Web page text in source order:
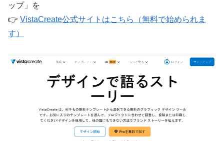
ップ」を
👉 VistaCreate公式サイトはこちら（無料で始められま
す）